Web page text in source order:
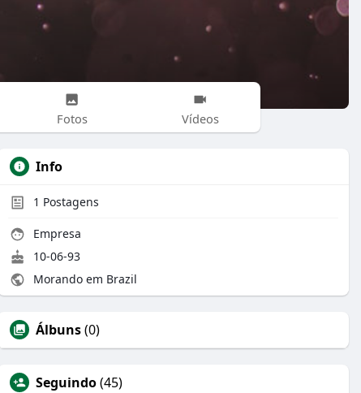
Fotos Vídeos
Info
1 Postagens
Empresa
10-06-93
Morando em Brazil
Álbuns(0)
Seguindo(45)